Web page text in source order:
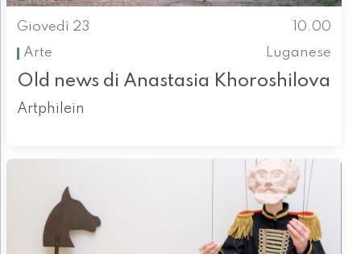
Giovedì 23
10.00
Arte
Luganese
Old news di Anastasia Khoroshilova
Artphilein